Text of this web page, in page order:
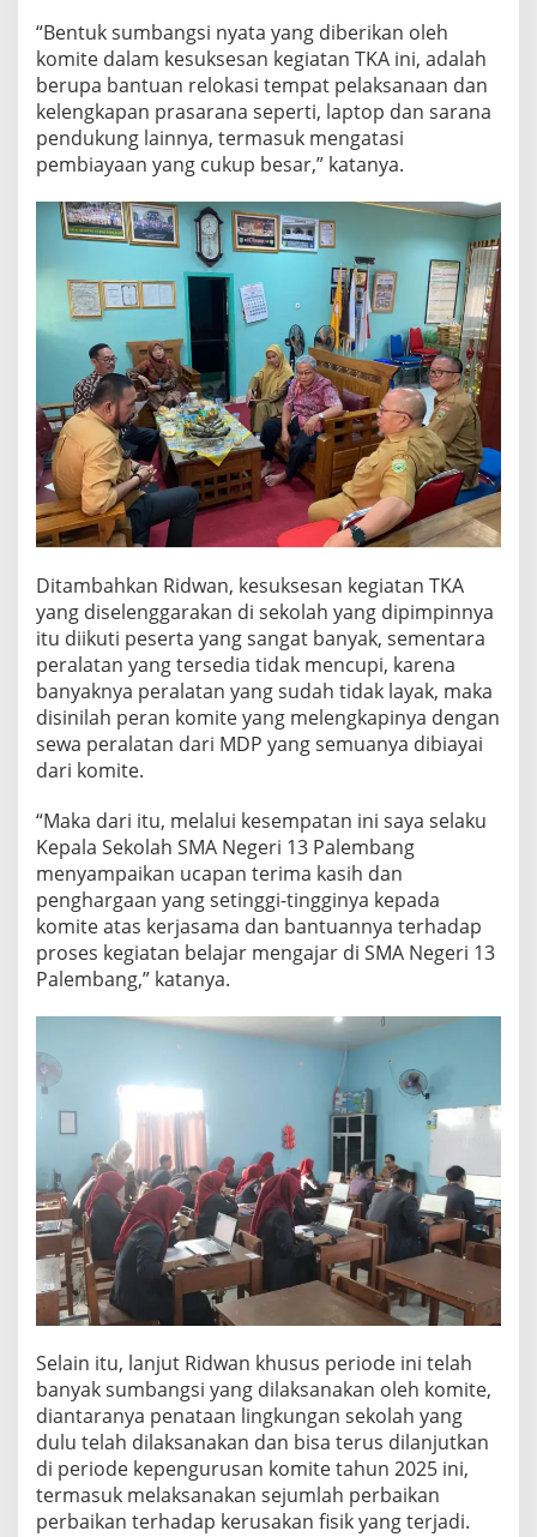
“Bentuk sumbangsi nyata yang diberikan oleh
komite dalam kesuksesan kegiatan TKA ini, adalah
berupa bantuan relokasi tempat pelaksanaan dan
kelengkapan prasarana seperti, laptop dan sarana
pendukung lainnya, termasuk mengatasi
pembiayaan yang cukup besar,” katanya.
Ditambahkan Ridwan, kesuksesan kegiatan TKA
yang diselenggarakan di sekolah yang dipimpinnya
itu diikuti peserta yang sangat banyak, sementara
peralatan yang tersedia tidak mencupi, karena
banyaknya peralatan yang sudah tidak layak, maka
disinilah peran komite yang melengkapinya dengan
sewa peralatan dari MDP yang semuanya dibiayai
dari komite.
“Maka dari itu, melalui kesempatan ini saya selaku
Kepala Sekolah SMA Negeri 13 Palembang
menyampaikan ucapan terima kasih dan
penghargaan yang setinggi-tingginya kepada
komite atas kerjasama dan bantuannya terhadap
proses kegiatan belajar mengajar di SMA Negeri 13
Palembang,” katanya.
Selain itu, lanjut Ridwan khusus periode ini telah
banyak sumbangsi yang dilaksanakan oleh komite,
diantaranya penataan lingkungan sekolah yang
dulu telah dilaksanakan dan bisa terus dilanjutkan
di periode kepengurusan komite tahun 2025 ini,
termasuk melaksanakan sejumlah perbaikan
perbaikan terhadap kerusakan fisik yang terjadi.